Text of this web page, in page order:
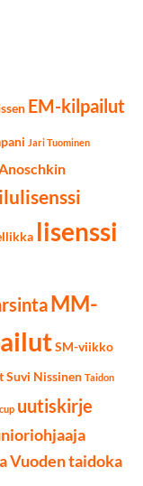
EM-kilpailut
Jari Tuominen
lisenssi
MM-
SM-viikko
Suvi Nissinen Taidon
uutiskirje
Vuoden taidoka